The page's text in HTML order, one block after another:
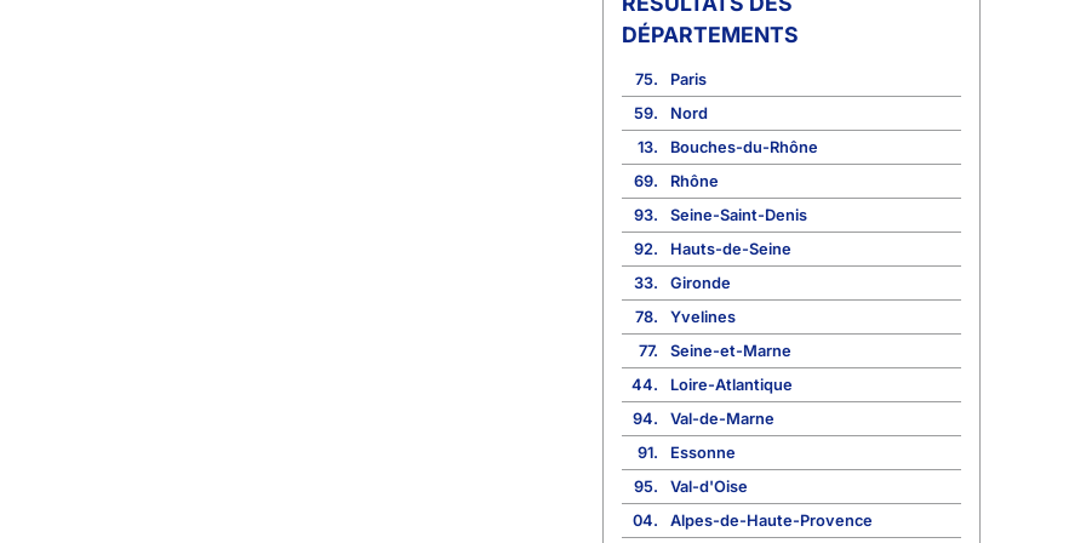
DÉPARTEMENTS
75.
Paris
59.
Nord
13.
Bouches-du-Rhône
69.
Rhône
93.
Seine-Saint-Denis
92.
Hauts-de-Seine
33.
Gironde
78.
Yvelines
77.
Seine-et-Marne
44.
Loire-Atlantique
94.
Val-de-Marne
91.
Essonne
95.
Val-d'Oise
04.
Alpes-de-Haute-Provence